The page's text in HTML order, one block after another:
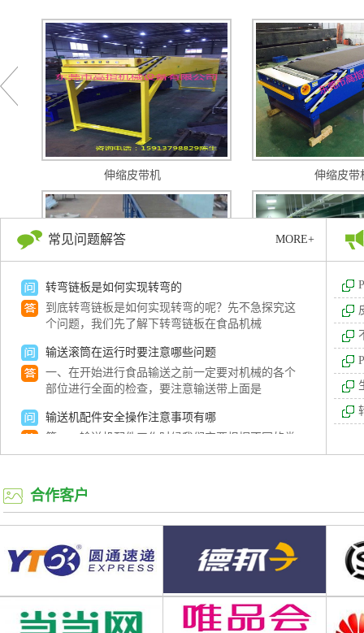
链板输送线１７
链板输送线１４
伸缩皮带机 伸缩皮带
转弯机系列 倍速链总
MORE+
常见问题解答
转弯链板是如何实现转弯的
到底转弯链板是如何实现转弯的呢？先不急探究这
个问题，我们先了解下转弯链板在食品机械
输送滚筒在运行时要注意哪些问题
一、在开始进行食品输送之前一定要对机械的各个
部位进行全面的检查，要注意输送带上面是
输送机配件安全操作注意事项有哪
第一、输送机配件工作时候我们定要根据不同的类
别针对性的开展工作，如果是固定式输送机
一、什么是无动力滚筒？首先，滚筒是一种分为驱
流水线工作台一般都哪些种类呢?
我们在使用流水线的时候，流水线上会配备工作
如何选购升降机
合作客户